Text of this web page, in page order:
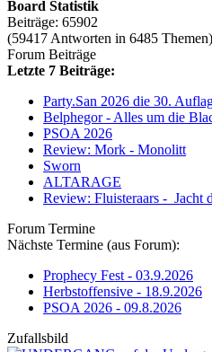
Board Statistik
Beiträge: 65902
(59417 Antworten in 6485 Themen)
Forum Beiträge
Letzte 7 Beiträge:
Party.San 2026 die 30.
Belphegor - Alles um die
PSOA 2026
Review: Mork - Monolitt
Sworn
ALTARAGE
Review: Fluisteraars - Jacht
Forum Termine
Nächste Termine (aus Forum):
Prophecy Fest - 03.9.2026
Herbstoffensive - 18.9.2026
PSOA 2026 - 09.8.2026
Zufallsbild